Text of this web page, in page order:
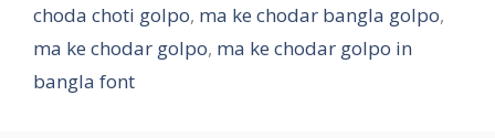
choda choti golpo, ma ke chodar bangla golpo,
ma ke chodar golpo, ma ke chodar golpo in
bangla font